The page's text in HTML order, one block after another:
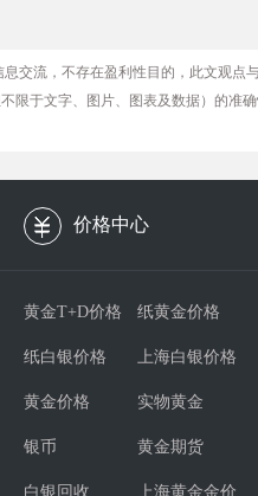
交流，不存在盈利性目的，此文观
限于文字、图片、图表及数据）的准
价格中心
黄金T+D价格 纸黄金价格
纸白银价格 上海白银价格
黄金价格 实物黄金
银币 黄金期货
白银回收 上海黄金金价